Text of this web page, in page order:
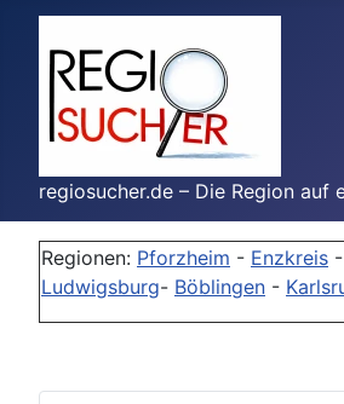
regiosucher.de – Die Region auf
Regionen: Pforzheim - Enzkreis -
Ludwigsburg- Böblingen -